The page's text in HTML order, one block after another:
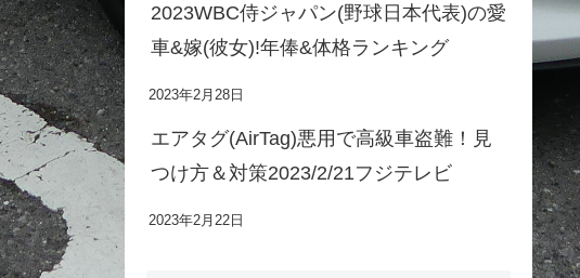
2023WBC侍ジャパン(野球日本代表)の愛
車&嫁(彼女)!年俸&体格ランキング
2023年2月28日
エアタグ(AirTag)悪用で高級車盗難！見
つけ方＆対策2023/2/21フジテレビ
2023年2月22日